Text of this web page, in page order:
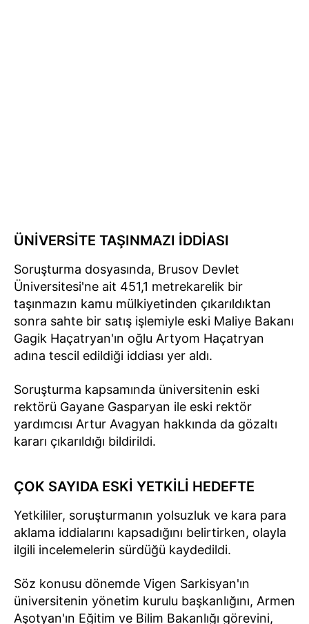
ÜNİVERSİTE TAŞINMAZI İDDİASI
Soruşturma dosyasında, Brusov Devlet
Üniversitesi'ne ait 451,1 metrekarelik bir
taşınmazın kamu mülkiyetinden çıkarıldıktan
sonra sahte bir satış işlemiyle eski Maliye Bakanı
Gagik Haçatryan'ın oğlu Artyom Haçatryan
adına tescil edildiği iddiası yer aldı.
Soruşturma kapsamında üniversitenin eski
rektörü Gayane Gasparyan ile eski rektör
yardımcısı Artur Avagyan hakkında da gözaltı
kararı çıkarıldığı bildirildi.
ÇOK SAYIDA ESKİ YETKİLİ HEDEFTE
Yetkililer, soruşturmanın yolsuzluk ve kara para
aklama iddialarını kapsadığını belirtirken, olayla
ilgili incelemelerin sürdüğü kaydedildi.
Söz konusu dönemde Vigen Sarkisyan'ın
üniversitenin yönetim kurulu başkanlığını, Armen
Aşotyan'ın Eğitim ve Bilim Bakanlığı görevini,